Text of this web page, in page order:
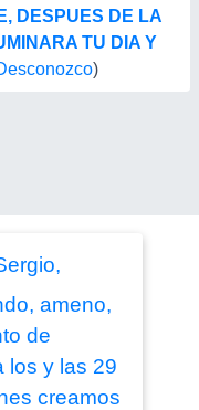
DESPUES DE LA
TU DIA Y
)
ameno,
de
los y las 29
creamos